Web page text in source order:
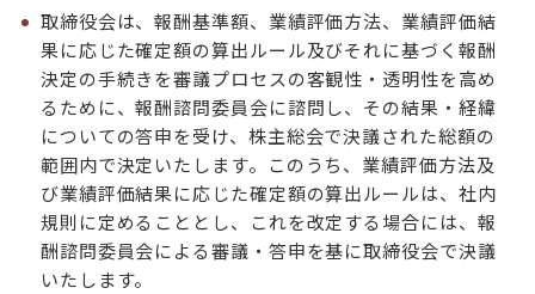
取締役会は、報酬基準額、業績評価方法、業績評価結
果に応じた確定額の算出ルール及びそれに基づく報酬
決定の手続きを審議プロセスの客観性・透明性を高め
るために、報酬諮問委員会に諮問し、その結果・経緯
についての答申を受け、株主総会で決議された総額の
範囲内で決定いたします。このうち、業績評価方法及
び業績評価結果に応じた確定額の算出ルールは、社内
規則に定めることとし、これを改定する場合には、報
酬諮問委員会による審議・答申を基に取締役会で決議
いたします。